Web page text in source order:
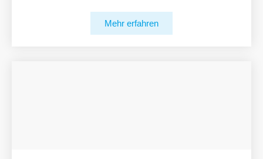
Mehr erfahren